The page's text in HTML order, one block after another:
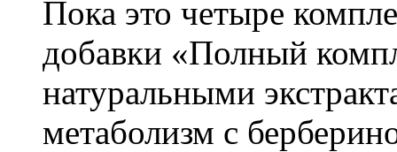
Пока это четыре
добавки «Полный
натуральными
метаболизм с